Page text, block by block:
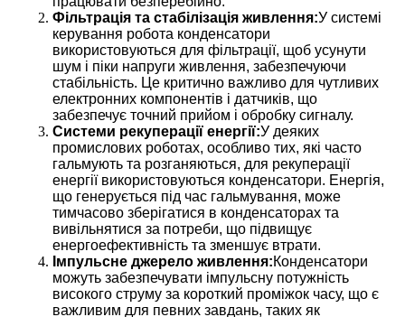
Фільтрація та стабілізація живлення:У системі
керування робота конденсатори
використовуються для фільтрації, щоб усунути
шум і піки напруги живлення, забезпечуючи
стабільність. Це критично важливо для чутливих
електронних компонентів і датчиків, що
забезпечує точний прийом і обробку сигналу.
Системи рекуперації енергії:У деяких
промислових роботах, особливо тих, які часто
гальмують та розганяються, для рекуперації
енергії використовуються конденсатори. Енергія,
що генерується під час гальмування, може
тимчасово зберігатися в конденсаторах та
вивільнятися за потреби, що підвищує
енергоефективність та зменшує втрати.
Імпульсне джерело живлення:Конденсатори
можуть забезпечувати імпульсну потужність
високого струму за короткий проміжок часу, що є
важливим для певних завдань, таких як